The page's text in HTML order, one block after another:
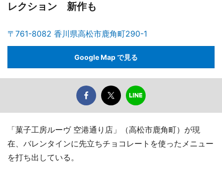
レクション 新作も
〒761-8082 香川県高松市鹿角町290-1
Google Map で見る
「菓子工房ルーヴ 空港通り店」（高松市鹿角町）が現
在、バレンタインに先立ちチョコレートを使ったメニュー
を打ち出している。